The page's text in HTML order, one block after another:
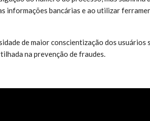
informações bancárias e ao utilizar
de maior conscientização dos
na prevenção de fraudes.